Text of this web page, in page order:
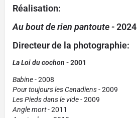
Réalisation:
Au bout de rien pantoute -2024
Directeur de la photographie:
La Loi du cochon - 2001
Babine- 2008
Pour toujours les Canadiens- 2009
Les Pieds dans le vide- 2009
Angle mort- 2011